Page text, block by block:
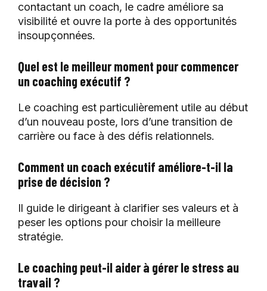
contactant un coach, le cadre améliore sa
visibilité et ouvre la porte à des opportunités
insoupçonnées.
Quel est le meilleur moment pour commencer
un coaching exécutif ?
Le coaching est particulièrement utile au début
d’un nouveau poste, lors d’une transition de
carrière ou face à des défis relationnels.
Comment un coach exécutif améliore-t-il la
prise de décision ?
Il guide le dirigeant à clarifier ses valeurs et à
peser les options pour choisir la meilleure
stratégie.
Le coaching peut-il aider à gérer le stress au
travail ?